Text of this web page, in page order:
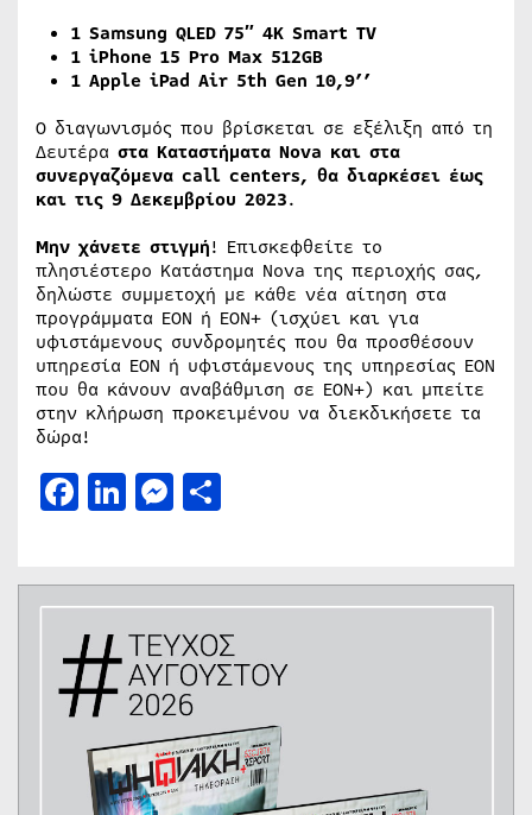
1 Samsung QLED 75″ 4K Smart TV
1 iPhone 15 Pro Max 512GB
1 Apple iPad Air 5th Gen 10,9’’
O διαγωνισμός που βρίσκεται σε εξέλιξη από τη
Δευτέρα στα Καταστήματα Nova και στα
συνεργαζόμενα call centers, θα διαρκέσει έως
και τις 9 Δεκεμβρίου 2023.
Μην χάνετε στιγμή! Επισκεφθείτε το
πλησιέστερο Κατάστημα Nova της περιοχής σας,
δηλώστε συμμετοχή με κάθε νέα αίτηση στα
προγράμματα EON ή ΕΟΝ+ (ισχύει και για
υφιστάμενους συνδρομητές που θα προσθέσουν
υπηρεσία ΕΟΝ ή υφιστάμενους της υπηρεσίας ΕΟΝ
που θα κάνουν αναβάθμιση σε ΕΟΝ+) και μπείτε
στην κλήρωση προκειμένου να διεκδικήσετε τα
δώρα!
Facebook
LinkedIn
Messenger